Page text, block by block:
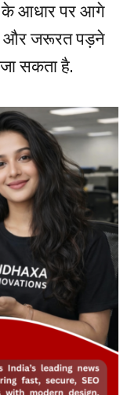
के आधार पर आगे
और जरूरत पड़ने
सकता है.